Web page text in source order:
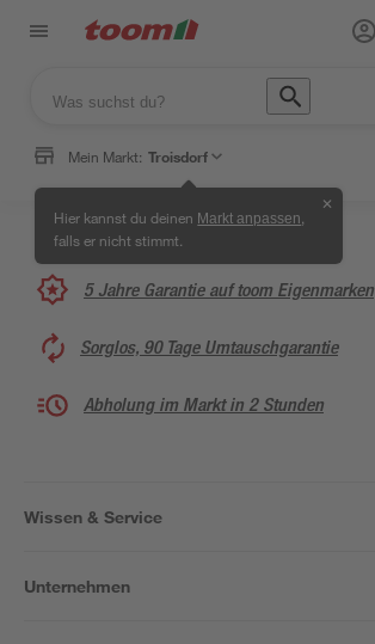
Mein Markt: Troisdorf
Hier kannst du deinen Markt anpassen
falls er nicht stimmt.
✕
5 Jahre Garantie auf toom Eigenmarken
Sorglos, 90 Tage Umtauschgarantie
Abholung im Markt in 2 Stunden
Wissen & Service
Unternehmen